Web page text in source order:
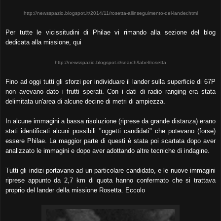
http://newsspazio.blogspot.it/2014/11/rosetta-allinseguimento-del-lander.html
Per tutte le vicissitudini di Philae vi rimando alla sezione del blog
dedicata alla missione, qui
http://newsspazio.blogspot.it/search/label/rosetta
Fino ad oggi tutti gli sforzi per individuare il lander sulla superficie di 67P
non avevano dato i frutti sperati. Con i dati di radio ranging era stata
delimitata un'area di alcune decine di metri di ampiezza.
In alcune immagini a bassa risoluzione (riprese da grande distanza) erano
stati identificati alcuni possibili "oggetti candidati" che potevano (forse)
essere Philae. La maggior parte di questi è stata poi scartata dopo aver
analizzato le immagini e dopo aver adottando altre tecniche di indagine.
Tutti gli indizi portavano ad un particolare candidato, e le nuove immagini
riprese appunto da 2,7 km di quota hanno confermato che si trattava
proprio del lander della missione Rosetta. Eccolo